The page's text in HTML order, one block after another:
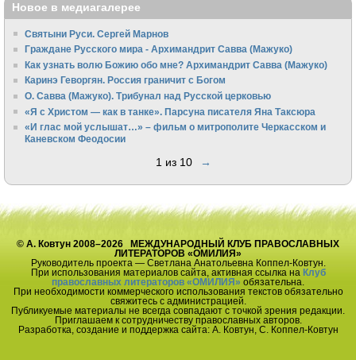
Новое в медиагалерее
Святыни Руси. Сергей Марнов
Граждане Русского мира - Архимандрит Савва (Мажуко)
Как узнать волю Божию обо мне? Архимандрит Савва (Мажуко)
Каринэ Геворгян. Россия граничит с Богом
О. Савва (Мажуко). Трибунал над Русской церковью
«Я с Христом — как в танке». Парсуна писателя Яна Таксюра
«И глас мой услышат…» – фильм о митрополите Черкасском и
Каневском Феодосии
1 из 10 →
© А. Ковтун 2008–2026 МЕЖДУНАРОДНЫЙ КЛУБ ПРАВОСЛАВНЫХ
ЛИТЕРАТОРОВ «ОМИЛИЯ»
Руководитель проекта — Светлана Анатольевна Коппел-Ковтун.
При использования материалов сайта, активная ссылка на Клуб
православных литераторов «ОМИЛИЯ» обязательна.
При необходимости коммерческого использования текстов обязательно
свяжитесь с администрацией.
Публикуемые материалы не всегда совпадают с точкой зрения редакции.
Приглашаем к сотрудничеству православных авторов.
Разработка, создание и поддержка сайта: А. Ковтун, С. Коппел-Ковтун